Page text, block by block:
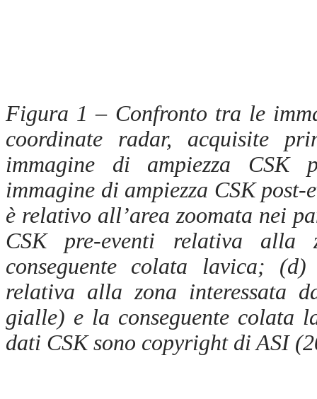
Figura 1 – Confronto tra le
coordinate radar, acquisite
immagine di ampiezza CSK
immagine di ampiezza CSK
è relativo all’area zoomata nei
CSK pre-eventi relativa
conseguente colata lavica; (d)
relativa alla zona interessata
gialle) e la conseguente colata
dati CSK sono copyright di ASI